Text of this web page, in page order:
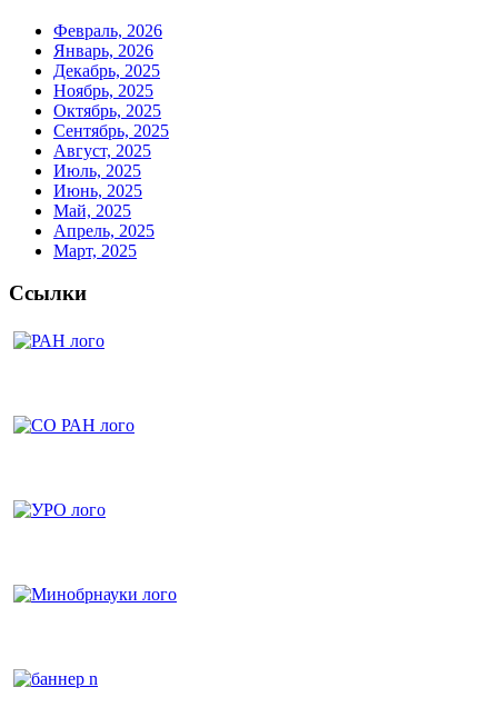
Февраль, 2026
Январь, 2026
Декабрь, 2025
Ноябрь, 2025
Октябрь, 2025
Сентябрь, 2025
Август, 2025
Июль, 2025
Июнь, 2025
Май, 2025
Апрель, 2025
Март, 2025
Ссылки